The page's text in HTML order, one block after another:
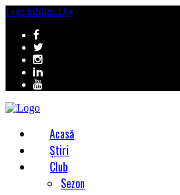
Log InSign Up
Acasă
Știri
Club
Sezon